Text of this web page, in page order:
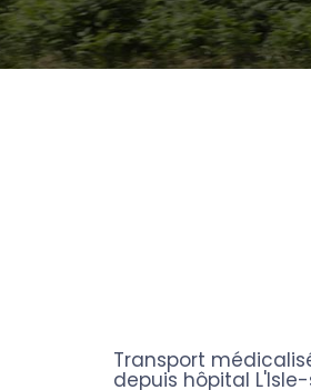
Transport
depuis hôpital